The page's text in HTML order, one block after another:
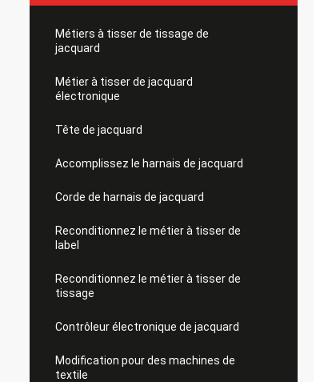
Métiers à tisser de tissage de
jacquard
Métier à tisser de jacquard
électronique
Tête de jacquard
Accomplissez le harnais de jacquard
Corde de harnais de jacquard
Reconditionnez le métier à tisser de
label
Reconditionnez le métier à tisser de
tissage
Contrôleur électronique de jacquard
Modification pour des machines de
textile